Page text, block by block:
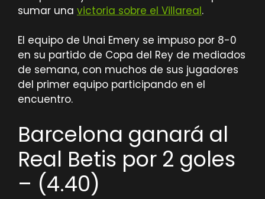
sumar una victoria sobre el Villareal.
El equipo de Unai Emery se impuso por 8-0
en su partido de Copa del Rey de mediados
de semana, con muchos de sus jugadores
del primer equipo participando en el
encuentro.
Barcelona ganará al
Real Betis por 2 goles
– (4.40)